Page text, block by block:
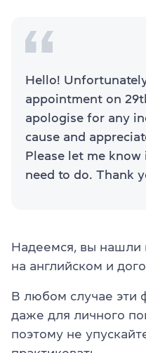
Hello!
appointment on
apologise for any
cause and
Please let me
need to do. Thank
Надеемся, вы нашли
на английском и
В любом случае эти
даже для личного
поэтому не